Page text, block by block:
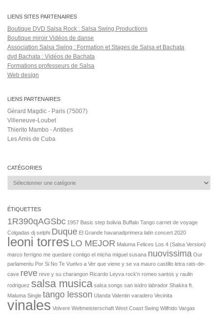
LIENS SITES PARTENAIRES
Boutique DVD Salsa Rock : Salsa Swing Productions
Boutique miroir Vidéos de danse
Association Salsa Swing : Formation et Stages de Salsa et Bachata
dvd Bachata : Vidéos de Bachata
Formations professeurs de Salsa
Web design
LIENS PARTENAIRES
Gérard Magdic - Paris (75007)
Villeneuve-Loubet
Thierito Mambo - Antibes
Les Amis de Cuba
CATÉGORIES
Catégories
ÉTIQUETTES
1R390qAGSbc 1957 Basic step bolivia Buffalo Tango carnet de voyage
Colgadas dj selphi Duque El Grande havanadprimera latin concert 2020
leoni torres LO MEJOR Maluma Felices Los 4 (Salsa Version)
marco ferrigno me quedare contigo el micha miguel susana nuovissima Our
parlamentu Por Si No Te Vuelvo a Ver que viene y se va mauro castillo letra rats-de-
cave reve reve y su charangon Ricardo Leyva rock'n romeo santos y raulin
rodriguez salsa musica salsa songs san isidro labrador Shakira ft.
Maluma Single tango lesson Ulanda Valentin varadero Vecinita
vinales Volvere Weltmeisterschaft West Coast Swing Wilfrido Vargas